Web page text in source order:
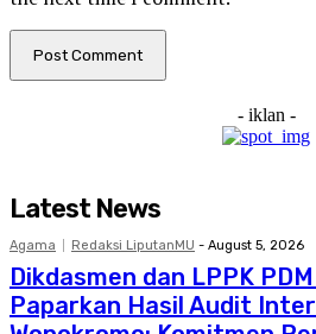
- iklan -
Latest News
Agama Redaksi LiputanMU - August 5, 2026
Dikdasmen dan LPPK
Paparkan Hasil Audit